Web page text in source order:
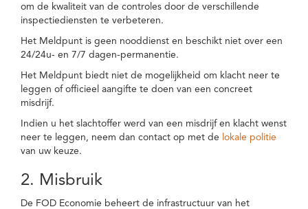
om de kwaliteit van de controles door de verschillende
inspectiediensten te verbeteren.
Het Meldpunt is geen nooddienst en beschikt niet over een
24/24u- en 7/7 dagen-permanentie.
Het Meldpunt biedt niet de mogelijkheid om klacht neer te
leggen of officieel aangifte te doen van een concreet
misdrijf.
Indien u het slachtoffer werd van een misdrijf en klacht wenst
neer te leggen, neem dan contact op met de lokale politie
van uw keuze.
2. Misbruik
De FOD Economie beheert de infrastructuur van het